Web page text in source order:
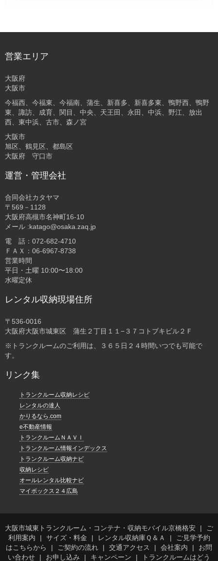
営業エリア
大阪府
大阪市
今福西、今福東、今福南、蒲生、新喜多、新喜多東、鴨野西、鴨野
東、諏訪、成育、関目、中央、天王田、永田、中浜、野江、放出
西、東中浜、古市、森ノ宮
大阪市
旭区、鶴見区、都島区
大阪府 守口市
運営・管理会社
合同会社カタヤマ
〒569－1128
大阪府高槻市名神町16-10
メール :katago@osaka.zaq.jp
電 話：072-682-4710
ＦＡＸ：06-6967-8738
営業時間
平日・土曜 10:00〜18:00
水曜定休
レンタル収納現場住所
〒536-0016
大阪府大阪市城東区 蒲生２丁目１１−３７コトブキビル２Ｆ
※トランクルームのご利用は、３６５日２４時間いつでも可能で
す。
リンク集
トランクルーム収納レシピ
レンタルの達人
かりるなら.com
e不動産情報
トランクルームＮＡＶＩ
トランクルーム情報インデックス
トランクルーム収納ナビ
収納レシピ
オールレンタル比較ナビ
マイボックス２４広島
大阪市城東トランクルーム・コンテナ・収納モバイル京橋格安
ご
利用案内
サイズ・料金 レンタル収納庫Ｑ＆Ａ
ご見学予約
はこちらから
ご契約の流れ 交通アクセス 会社案内
お問
い合わせ
お申し込み キャンペーン トランクルームはどう